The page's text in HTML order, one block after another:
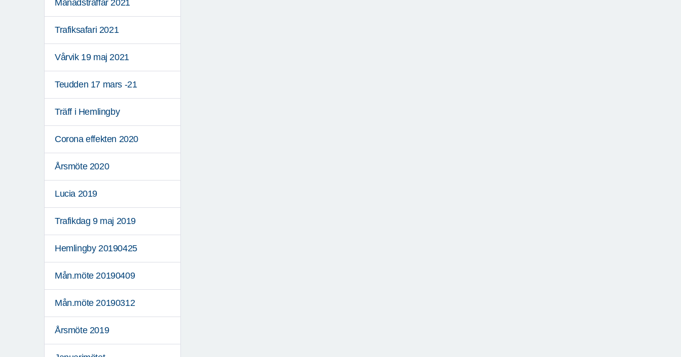
Månadsträffar 2021
Trafiksafari 2021
Vårvik 19 maj 2021
Teudden 17 mars -21
Träff i Hemlingby
Corona effekten 2020
Årsmöte 2020
Lucia 2019
Trafikdag 9 maj 2019
Hemlingby 20190425
Mån.möte 20190409
Mån.möte 20190312
Årsmöte 2019